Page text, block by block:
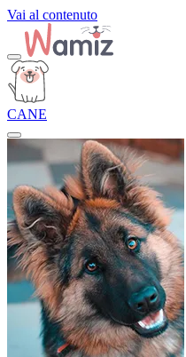
Vai al contenuto
CANE